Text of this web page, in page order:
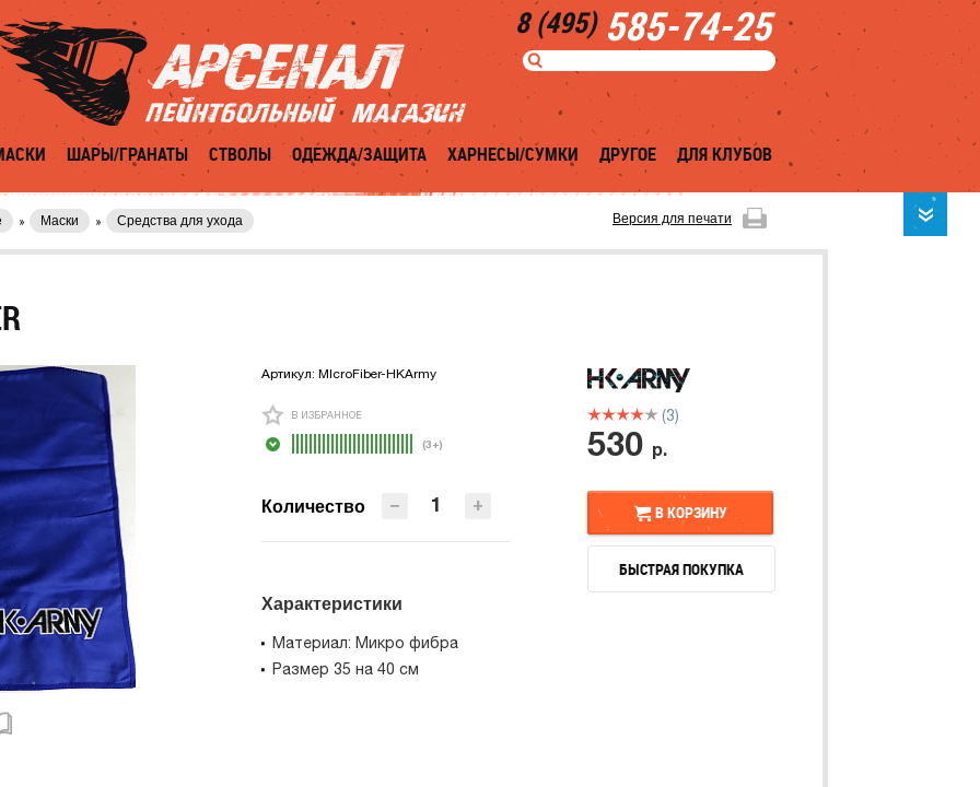
8 (495)585-74-25
ШАРЫ/ГРАНАТЫ СТВОЛЫ ОДЕЖДА/ЗАЩИТА ХАРНЕСЫ/СУМКИ ДРУГОЕ ДЛЯ КЛУБОВ
Маски Средства для ухода Версия для печати
(3)
530 р.
В КОРЗИНУ
В КОРЗИНУ
БЫСТРАЯ ПОКУПКА
Артикул: MIcroFiber-HKArmy
В ИЗБРАННОЕ
(3+)
Количество +
−
Характеристики
Материал: Микро фибра
Размер 35 на 40 см